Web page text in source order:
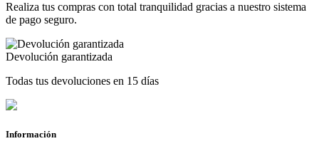
Realiza tus compras con total tranquilidad gracias a nuestro sistema
de pago seguro.
Devolución garantizada
Todas tus devoluciones en 15 días
Información